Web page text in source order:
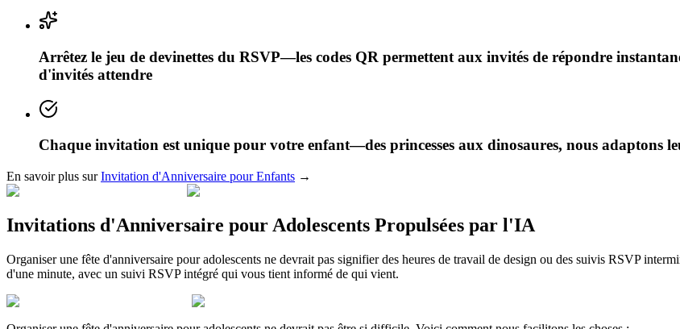
Arrêtez le jeu de devinettes du RSVP—les codes QR permettent aux invités de répondre
d'invités attendre
Chaque invitation est unique pour votre enfant—des princesses aux dinosaures, nous adaptons
En savoir plus sur Invitation d'Anniversaire pour Enfants →
Invitations d'Anniversaire pour Adolescents Propulsées par l'IA
Organiser une fête d'anniversaire pour adolescents ne devrait pas signifier des heures de travail de design ou des suivis RSVP
d'une minute, avec un suivi RSVP intégré qui vous tient informé de qui vient.